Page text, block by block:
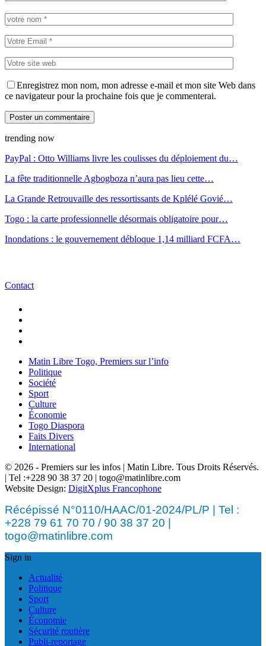
Enregistrez mon nom, mon adresse e-mail et mon site Web dans
ce navigateur pour la prochaine fois que je commenterai.
trending now
PayPal : Otto Williams livre les coulisses du déploiement du…
La fête traditionnelle Agbogboza n’aura pas lieu cette…
La Grande Retrouvaille des ressortissants de Kplélé Govié…
Togo : la carte professionnelle désormais obligatoire pour…
Inondations : le gouvernement débloque 1,14 milliard FCFA…
Contact
Matin Libre Togo, Premiers sur l’info
Politique
Société
Sport
Culture
Économie
Togo Diaspora
Faits Divers
International
© 2026 - Premiers sur les infos | Matin Libre. Tous Droits Réservés.
| Tel :+228 90 38 37 20 | togo@matinlibre.com
Website Design: DigitXplus Francophone
Récépissé N°0110/HAAC/01-2024/PL/P | Tel :
+228 79 61 70 70 / 90 38 37 20 |
togo@matinlibre.com
Sign in
Actualité
Politique
Sport
Culture
Économie
Sécurité routière
Publi-reportage